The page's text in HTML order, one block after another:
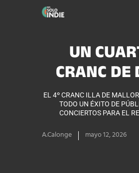
UN
CRANC DE
EL 4º CRANC ILLA DE
TODO UN ÉXITO DE
CONCIERTOS PARA EL
A.Calonge mayo 12, 2026